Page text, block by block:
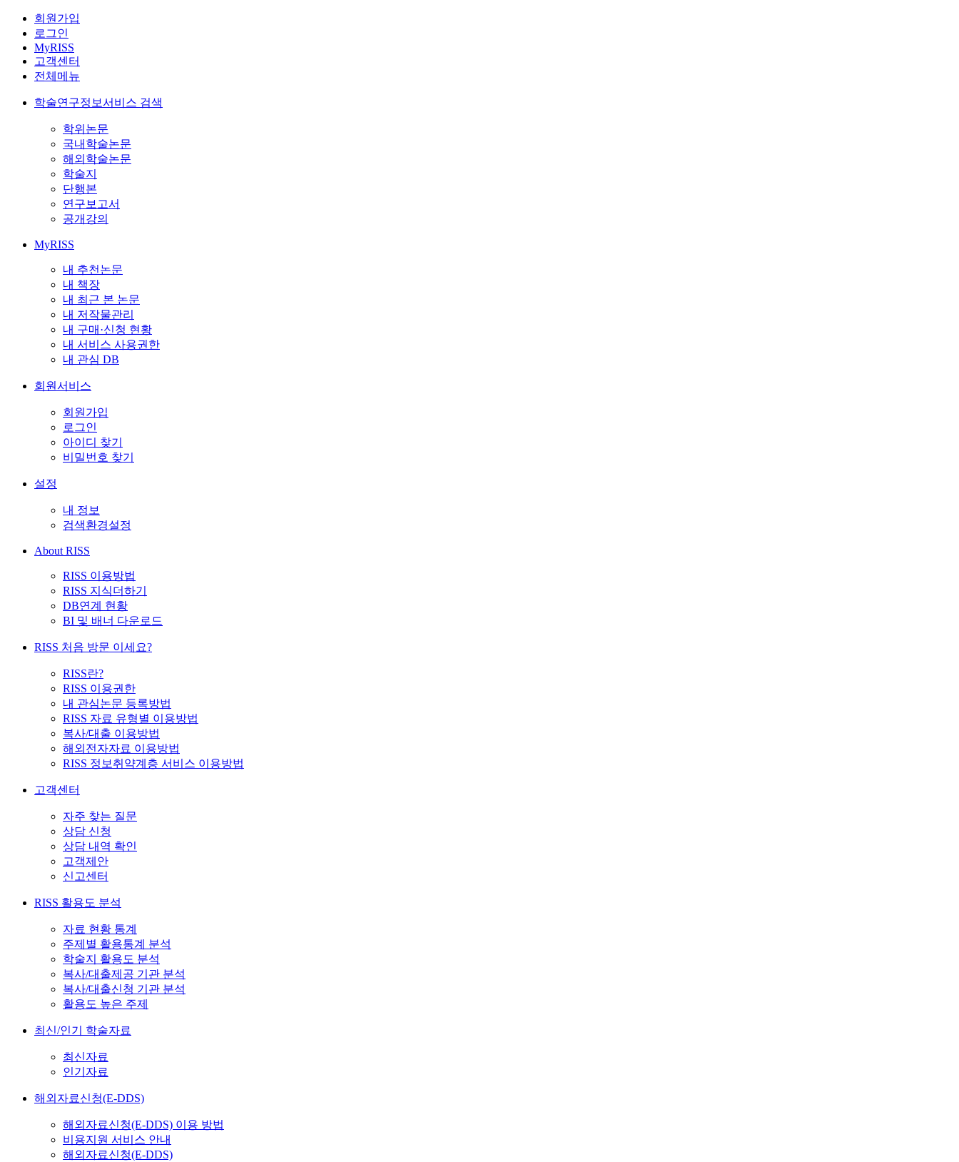
회원가입
로그인
MyRISS
고객센터
전체메뉴
학술연구정보서비스 검색
학위논문
국내학술논문
해외학술논문
학술지
단행본
연구보고서
공개강의
MyRISS
내 추천논문
내 책장
내 최근 본 논문
내 저작물관리
내 구매·신청 현황
내 서비스 사용권한
내 관심 DB
회원서비스
회원가입
로그인
아이디 찾기
비밀번호 찾기
설정
내 정보
검색환경설정
About RISS
RISS 이용방법
RISS 지식더하기
DB연계 현황
BI 및 배너 다운로드
RISS 처음 방문 이세요?
RISS란?
RISS 이용권한
내 관심논문 등록방법
RISS 자료 유형별 이용방법
복사/대출 이용방법
해외전자자료 이용방법
RISS 정보취약계층 서비스 이용방법
고객센터
자주 찾는 질문
상담 신청
상담 내역 확인
고객제안
신고센터
RISS 활용도 분석
자료 현황 통계
주제별 활용통계 분석
학술지 활용도 분석
복사/대출제공 기관 분석
복사/대출신청 기관 분석
활용도 높은 주제
최신/인기 학술자료
최신자료
인기자료
해외자료신청(E-DDS)
해외자료신청(E-DDS) 이용 방법
비용지원 서비스 안내
해외자료신청(E-DDS)